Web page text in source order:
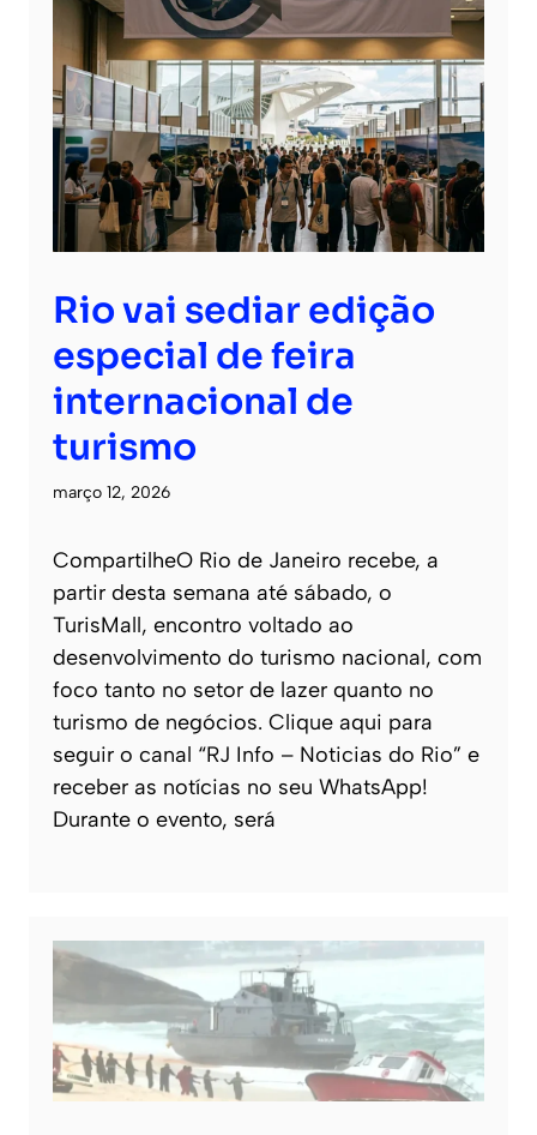
Rio vai sediar edição
especial de feira
internacional de
turismo
março 12, 2026
CompartilheO Rio de Janeiro recebe, a
partir desta semana até sábado, o
TurisMall, encontro voltado ao
desenvolvimento do turismo nacional, com
foco tanto no setor de lazer quanto no
turismo de negócios. Clique aqui para
seguir o canal “RJ Info – Noticias do Rio” e
receber as notícias no seu WhatsApp!
Durante o evento, será